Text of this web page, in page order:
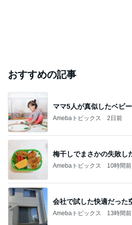
おすすめの記事
ママ5人が真似したベビ
Amebaトピックス 2日前
梅干しでまさかの失敗し
Amebaトピックス 10時間前
会社で試した快適だった
Amebaトピックス 13時間前